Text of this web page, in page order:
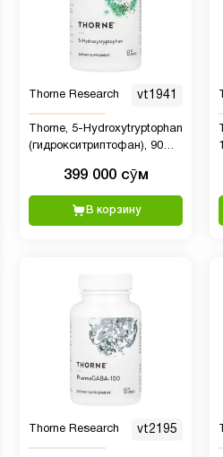
Thorne Research vt1941
Thorne, 5-Hydroxytryptophan
(гидрокситриптофан), 90
399 000 сӯм
В корзину
Thorne Research vt2195